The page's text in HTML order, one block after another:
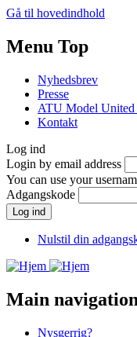
Gå til hovedindhold
Menu Top
Nyhedsbrev
Presse
ATU Model United
Kontakt
Log ind
Login by email address
You can use your
Adgangskode
Nulstil din
Main navigation
Nysgerrig?